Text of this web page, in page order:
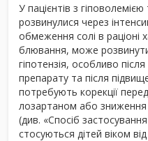
У пацієнтів з
розвинулися через
обмеження солі в раціоні
блювання, може
гіпотензія, особливо
препарату та після
потребують корекції
лозартаном або
(див. «Спосіб
стосуються дітей віком від